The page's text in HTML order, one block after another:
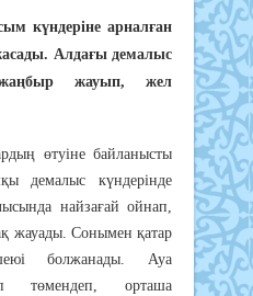
күндеріне арналған
Алдағы демалыс
жаңбыр жауып, жел
өтуіне байланысты
демалыс күндерінде
найзағай ойнап,
жауады. Сонымен қатар
болжанады. Ауа
төмендеп, орташа